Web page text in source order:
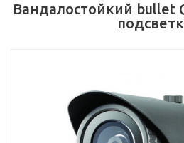
Вандалостойкий bullet